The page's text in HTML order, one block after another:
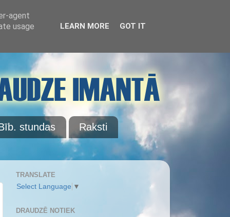
stundas
Raksti
TRANSLATE
Select Language ▼
DRAUDZĒ NOTIEK
agent
usage
LEARN MORE GOT IT